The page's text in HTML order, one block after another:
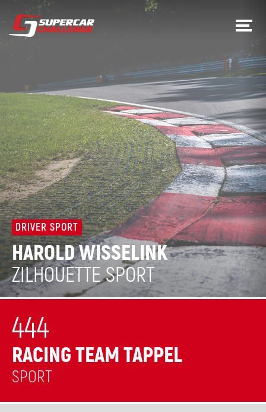
DRIVER SPORT
HAROLD WISSELINK
ZILHOUETTE SPORT
444
RACING TEAM TAPPEL
SPORT